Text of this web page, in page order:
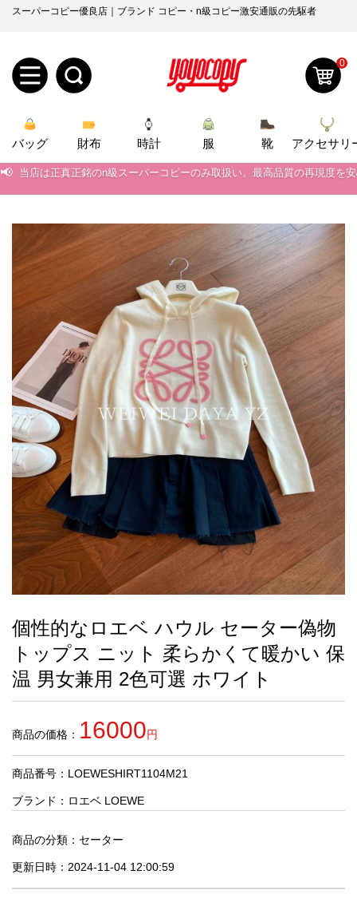
スーパーコピー優良店｜ブランド コピー・n級コピー激安通販の先駆者
規
ユ
録
ロ
グ
ー
管
理
ら
せ
yoyocopys@gmail.com
2026人気特集
バッグ
財布
時計
服
ズボン
衣装セット
靴
住まい用品
アクセサリー
ベルト
スカーフ
アイフォーンケ
ース
小物
最
新
製
お
す
め
商
人
気
商
セ
0
バッグ 財布 時計 服 靴 アクセサリ
📢 当店は正真正銘のn級スーパーコピーのみ取扱い。最高品質の再現度を
当店は正真正銘のn級スーパーコピーのみ取扱い。最高品質の再現度を
2026春の新作続々更新中！期間中のご注文でお得な割引をご利用いただ
新作入荷！ルイ・ヴィトンスーパーコピー バッグ最新モデルが登場。
個性的なロエベ ハウル セーター偽物
トップス ニット 柔らかくて暖かい 保
温 男女兼用 2色可選 ホワイト
商品の価格： 16000円
商品番号：LOEWESHIRT1104M21
ブランド： ロエベ LOEWE
商品の分類： セーター
更新日時：2024-11-04 12:00:59